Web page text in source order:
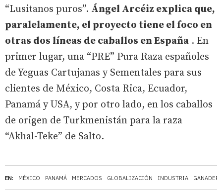
EN: MÉXICO PANAMÁ MERCADOS GLOBALIZACIÓN INDUSTRIA
“Lusitanos puros”. Ángel Arcéiz explica que,
paralelamente, el proyecto tiene el foco en
otras dos líneas de caballos en España . En
primer lugar, una “PRE” Pura Raza españoles
de Yeguas Cartujanas y Sementales para sus
clientes de México, Costa Rica, Ecuador,
Panamá y USA, y por otro lado, en los caballos
de origen de Turkmenistán para la raza
“Akhal-Teke” de Salto.